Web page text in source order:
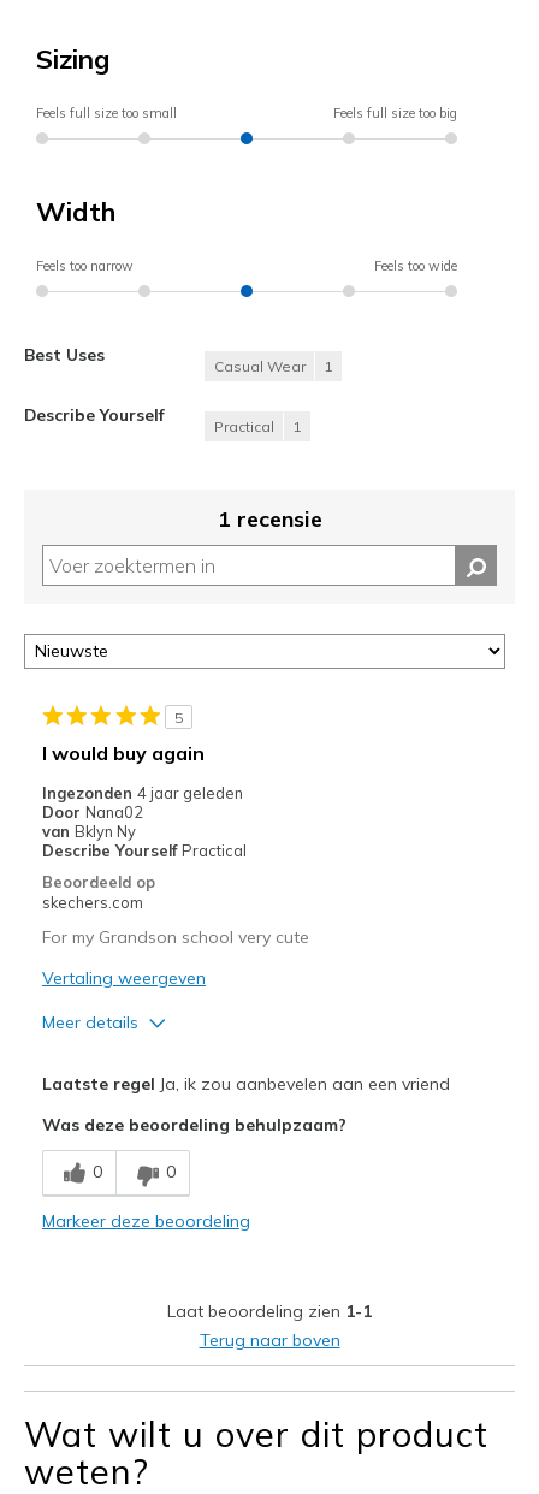
Sizing
Feels full size too small Feels full size too big
Width
Feels too narrow Feels too wide
Best Uses
Casual Wear 1
Describe Yourself
Practical 1
1 recensie
5
I would buy again
Ingezonden 4 jaar geleden
Door Nana02
van Bklyn Ny
Describe Yourself Practical
Beoordeeld op
skechers.com
For my Grandson school very cute
Vertaling weergeven
Meer details
Beste toepassingen
Casual Wear
Laatste regel Ja, ik zou aanbevelen aan een vriend
Was deze beoordeling behulpzaam?
0 0
Markeer deze beoordeling
Laat beoordeling zien 1-1
Terug naar boven
Wat wilt u over dit product
weten?